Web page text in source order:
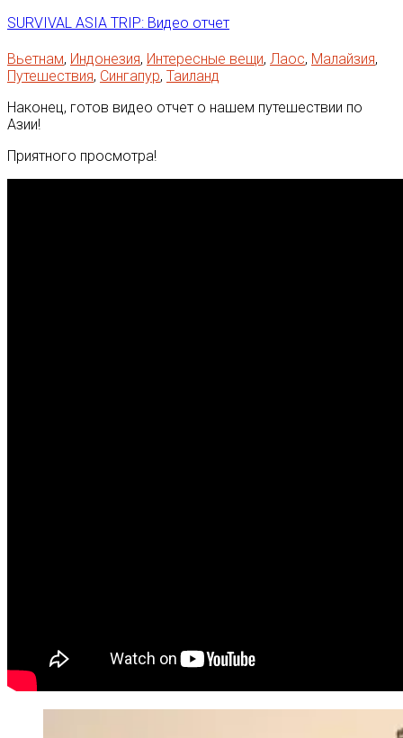
SURVIVAL ASIA TRIP: Видео отчет
Вьетнам, Индонезия, Интересные вещи, Лаос, Малайзия,
Путешествия, Сингапур, Таиланд
Наконец, готов видео отчет о нашем путешествии по
Азии!
Приятного просмотра!